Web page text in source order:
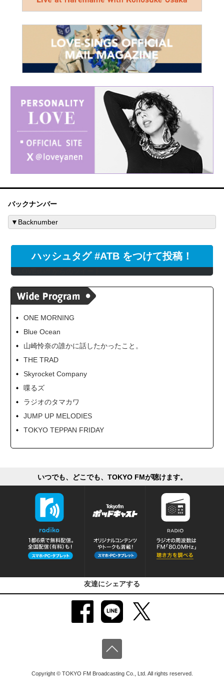
バックナンバー
ハッシュタグ #ATB をつけて投稿！
ONE MORNING
Blue Ocean
山崎怜奈の誰かに話したかったこと。
THE TRAD
Skyrocket Company
喋るズ
ラジオのタマカワ
JUMP UP MELODIES
TOKYO TEPPAN FRIDAY
いつでも、どこでも、TOKYO FMが聴けます。
友達にシェアする
Copyright © TOKYO FM Broadcasting Co., Ltd. All rights reserved.